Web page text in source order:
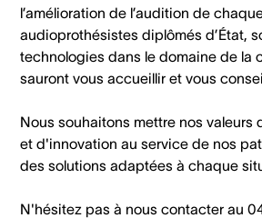
l’amélioration de l’audition de
audioprothésistes diplômés d’État,
technologies dans le domaine de la
sauront vous accueillir et vous
Nous souhaitons mettre nos
et d'innovation au service de nos
des solutions adaptées à chaque
N'hésitez pas à nous contacter au